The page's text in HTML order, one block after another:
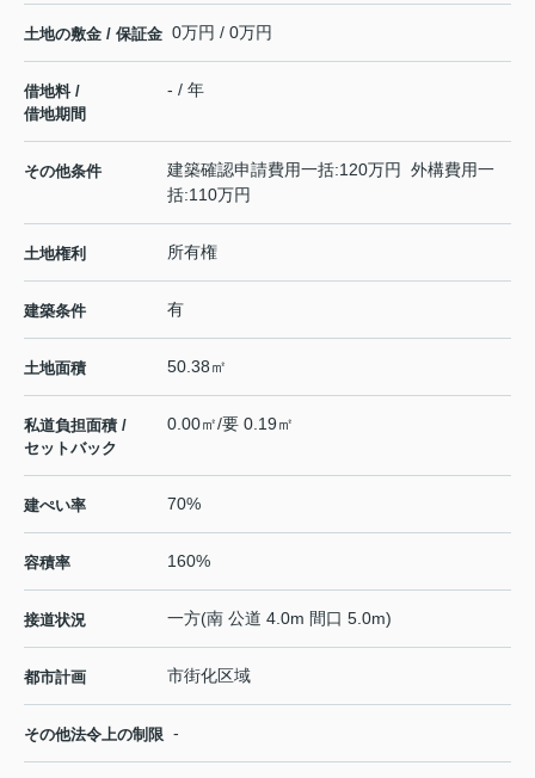
土地の敷金 / 保証金 0万円 / 0万円
借地料 /
借地期間
- / 年
その他条件
建築確認申請費用一括:120万円 外構費用一
括:110万円
土地権利 所有権
建築条件 有
土地面積 50.38㎡
私道負担面積 /
セットバック
0.00㎡/要 0.19㎡
建ぺい率 70%
容積率 160%
接道状況 一方(南 公道 4.0m 間口 5.0m)
都市計画 市街化区域
その他法令上の制限 -